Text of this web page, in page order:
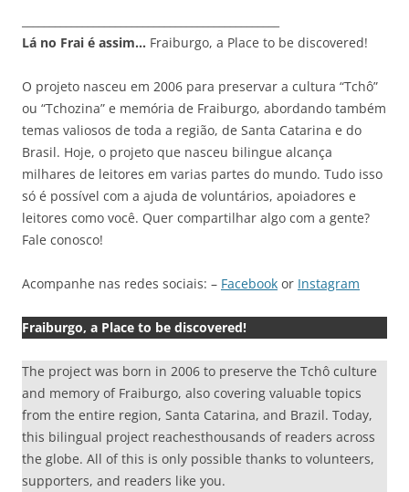
Lá no Frai é assim… Fraiburgo, a Place to be discovered!
O projeto nasceu em 2006 para preservar a cultura “Tchô”
ou “Tchozina” e memória de Fraiburgo, abordando também
temas valiosos de toda a região, de Santa Catarina e do
Brasil. Hoje, o projeto que nasceu bilingue alcança
milhares de leitores em varias partes do mundo. Tudo isso
só é possível com a ajuda de voluntários, apoiadores e
leitores como você. Quer compartilhar algo com a gente?
Fale conosco!
Acompanhe nas redes sociais: – Facebook or Instagram
Fraiburgo, a Place to be discovered!
The project was born in 2006 to preserve the Tchô culture
and memory of Fraiburgo, also covering valuable topics
from the entire region, Santa Catarina, and Brazil. Today,
this bilingual project reachesthousands of readers across
the globe. All of this is only possible thanks to volunteers,
supporters, and readers like you.